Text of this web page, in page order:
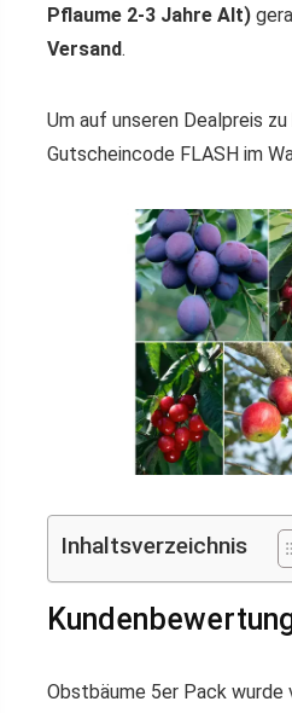
Pflaume 2-3 Jahre Alt)
Versand.
Um auf unseren Dealpreis
Gutscheincode FLASH im
Inhaltsverzeichnis
Obstbäume 5er Pack wurde